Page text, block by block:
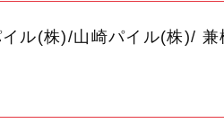
ル(株)/山崎パイル(株)/